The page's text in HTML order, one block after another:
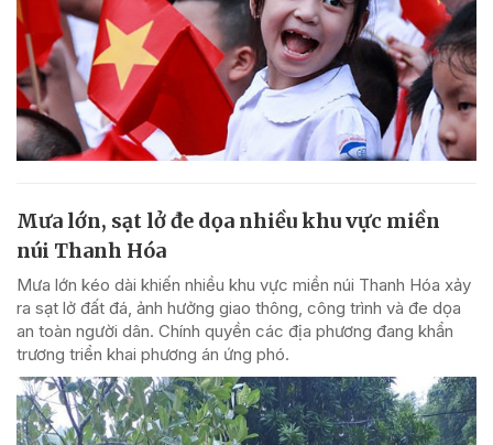
Mưa lớn, sạt lở đe dọa nhiều khu vực miền
núi Thanh Hóa
Mưa lớn kéo dài khiến nhiều khu vực miền núi Thanh Hóa xảy
ra sạt lở đất đá, ảnh hưởng giao thông, công trình và đe dọa
an toàn người dân. Chính quyền các địa phương đang khẩn
trương triển khai phương án ứng phó.